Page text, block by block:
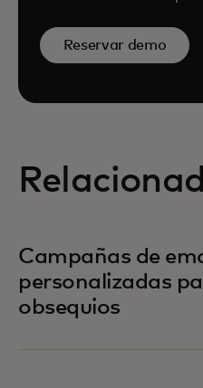
Reservar demo
Campañas de
personalizadas
obsequios